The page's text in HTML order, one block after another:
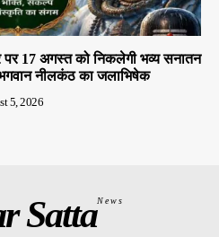
17 अगस्त को निकलेगी भव्य सनातन
भगवान नीलकंठ का जलाभिषेक
5, 2026
SattaNews